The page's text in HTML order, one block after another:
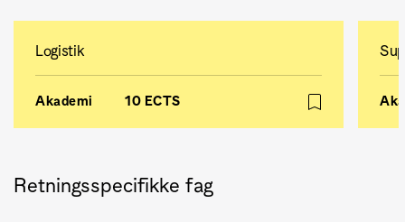
Logistik
Akademi 10 ECTS
Retningsspecifikke fag